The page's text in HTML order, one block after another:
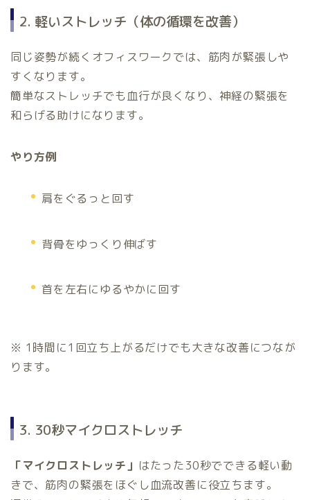
2. 軽いストレッチ（体の循環を改善）
同じ姿勢が続くオフィスワークでは、筋肉が緊張しや
すくなります。
簡単なストレッチでも血行が良くなり、神経の緊張を
和らげる助けになります。
やり方例
肩をぐるっと回す
背骨をゆっくり伸ばす
首を左右にゆるやかに回す
※ 1時間に1回立ち上がるだけでも大きな改善につなが
ります。
3. 30秒マイクロストレッチ
「マイクロストレッチ」 はたった30秒でできる軽い動
きで、筋肉の緊張をほぐし血流改善に役立ちます。